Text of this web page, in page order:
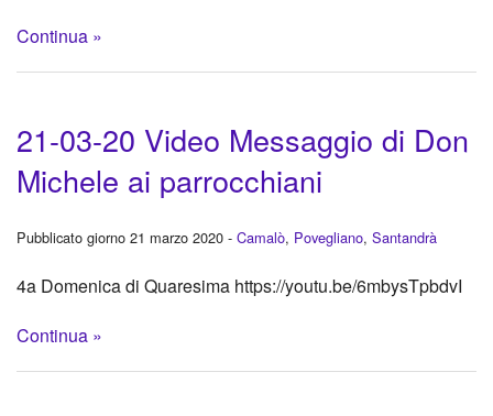
Continua »
21-03-20 Video Messaggio di Don
Michele ai parrocchiani
Pubblicato giorno 21 marzo 2020 - Camalò, Povegliano, Santandrà
4a Domenica di Quaresima https://youtu.be/6mbysTpbdvI
Continua »